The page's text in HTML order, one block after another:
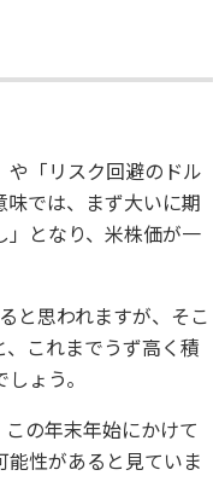
や「リスク回避のドル
では、まず大いに期
となり、米株価が一
と思われますが、そこ
これまでうず高く積
ょう。
の年末年始にかけて
性があると見ていま